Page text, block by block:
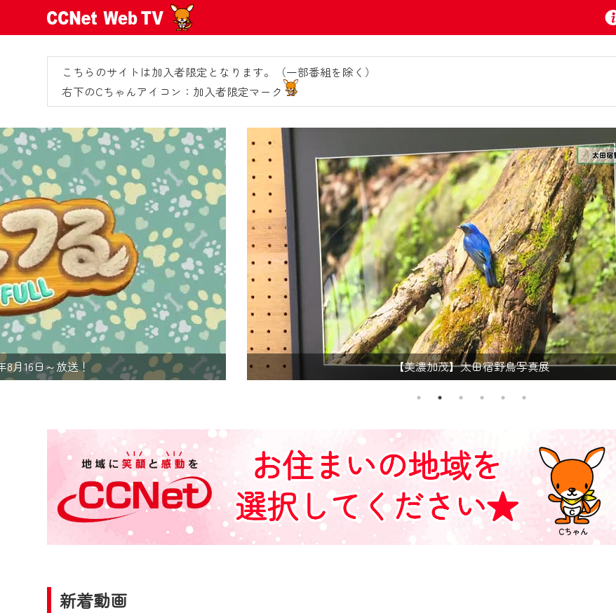
こちらのサイトは加入者限定となります。（一部番組を除く）
右下のCちゃんアイコン：加入者限定マーク
宿野鳥写真展 【美濃加茂】加茂農林高校野球部
新着動画
お知らせ
2024/09/02
動画配信サービス『CCNet Web TV』は2024年9月24日からリニューアルします！
【変更点】
◆デザイン変更により、お住まいの地域の動画コンテンツが一目瞭然。
◆当社アプリやＰＣブラウザから、いつでも・どこでも・外出先でも！
CCNetサービスエリア20市町の地域情報番組をご視聴いただけます！
【ご注意】
2024年9月24日からはご加入者様へのサービス向上のため、
『CCNet Web TV』を利用いただくには、一部コンテンツを除き、
CCNetサービスへの加入と『CCNetマイページ※』へのログインが必要となります。
何卒、ご理解ご了承の程よろしくお願いいたします。
※MyIDとは、CCNet Web TVを含むCCNetの各種サービスをご利用頂くためのIDです。
IDはお客様が使っているメールアドレスで設定できます。
（GmailやYahooなどのフリーメールアドレスでも作成可能です）
※マイページへのログイン・MyIDの新規登録はこちらから
※CCNetアプリをご利用中の方は引き続きご視聴いただけます。
＜メンテナンス情報＞
日時 9/24 9:30～16:30